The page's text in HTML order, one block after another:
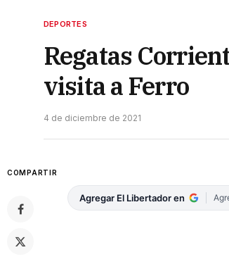
DEPORTES
Regatas
visita a Ferro
4 de diciembre de 2021
COMPARTIR
Agregar El Libertador en